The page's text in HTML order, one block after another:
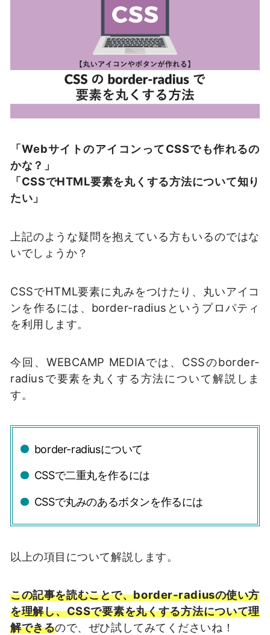
「WebサイトのアイコンってCSSでも作れるの
かな？」
「CSSでHTML要素を丸くする方法について知り
たい」
上記のような疑問を抱えている方もいるのではな
いでしょうか？
CSSでHTML要素に丸みをつけたり、丸いアイコ
ンを作るには、border-radiusというプロパティ
を利用します。
今回、WEBCAMP MEDIAでは、CSSのborder-
radiusで要素を丸くする方法について解説しま
す。
border-radiusについて
CSSで二重丸を作るには
CSSで丸みのあるボタンを作るには
以上の項目について解説します。
この記事を読むことで、border-radiusの使い方
を理解し、CSSで要素を丸くする方法について理
解できるので、ぜひ試してみてくださいね！